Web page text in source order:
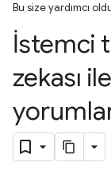
Bu size yardımcı
İstemci
zekası